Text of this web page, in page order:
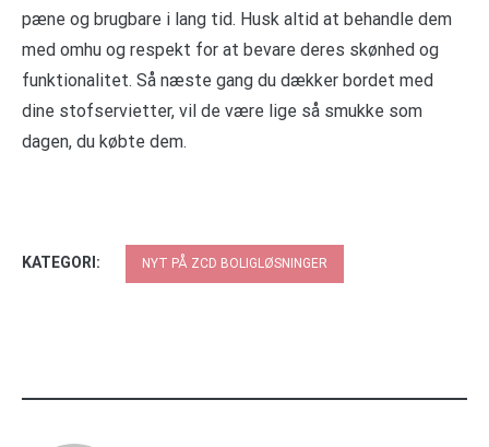
pæne og brugbare i lang tid. Husk altid at behandle dem
med omhu og respekt for at bevare deres skønhed og
funktionalitet. Så næste gang du dækker bordet med
dine stofservietter, vil de være lige så smukke som
dagen, du købte dem.
KATEGORI: NYT PÅ ZCD BOLIGLØSNINGER